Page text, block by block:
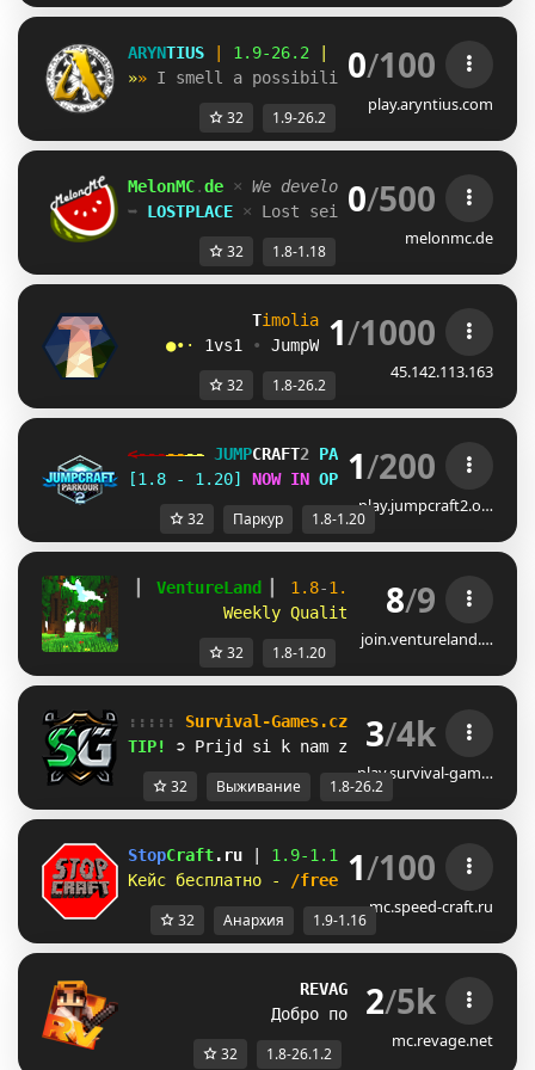
ARYNTIUS 1.9-26.2
play.aryntius.net
»» I smell a possibility of precipitation.
0/100
play.aryntius.com
32 1.9-26.2
MelonMC.de × We develop , you play ×
➥ LOSTPLACE × Lost seit 2019! Danke für
0/500
melonmc.de
32 1.8-1.18
Timol i a Ne two rk • [ /
●•· 1vs1 • JumpWorld • Castles •
1/1000
45.142.113.163
32 1.8-26.2
<------- JUMPCRAFT2 PARKOUR -- -- --->
[1.8 - 1.20] NOW IN OPEN BETA!
1/200
play.jumpcraft2.o…
32 Паркур 1.8-1.20
VentureLand 1.8-1.20 ▎
Weekly Quality of Life
8/9
join.ventureland.…
32 1.8-1.20
::::: Survival-Games.cz ::::: [ 26.2
TIP! ➲ Prijd si k nam zahrat :)
3/4k
play.survival-gam…
32 Выживание 1.8-26.2
StopCraft.ru 1.9-1.16 | Справедливый
Кейс бесплатно -
/freecase | Паркур,
1/100
mc.speed-craft.ru
32 Анархия 1.9-1.16
REVAGE • 1.8-26.1.2
Добро пожаловать на 2.0
2/5k
mc.revage.net
32 1.8-26.1.2